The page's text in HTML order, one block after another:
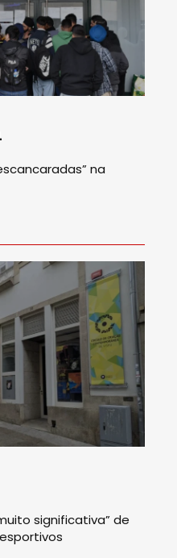
na
significativa” de